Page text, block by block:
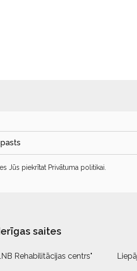
Jūs piekrītat Privātuma politikai
saites
Rehabilitācijas centrs"